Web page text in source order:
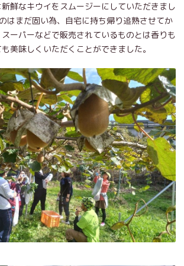
鮮なキウイをスムージーにしていただきまし
はまだ固い為、自宅に持ち帰り追熟させてか
ーパーなどで販売されているものとは香りも
美味しくいただくことができました。